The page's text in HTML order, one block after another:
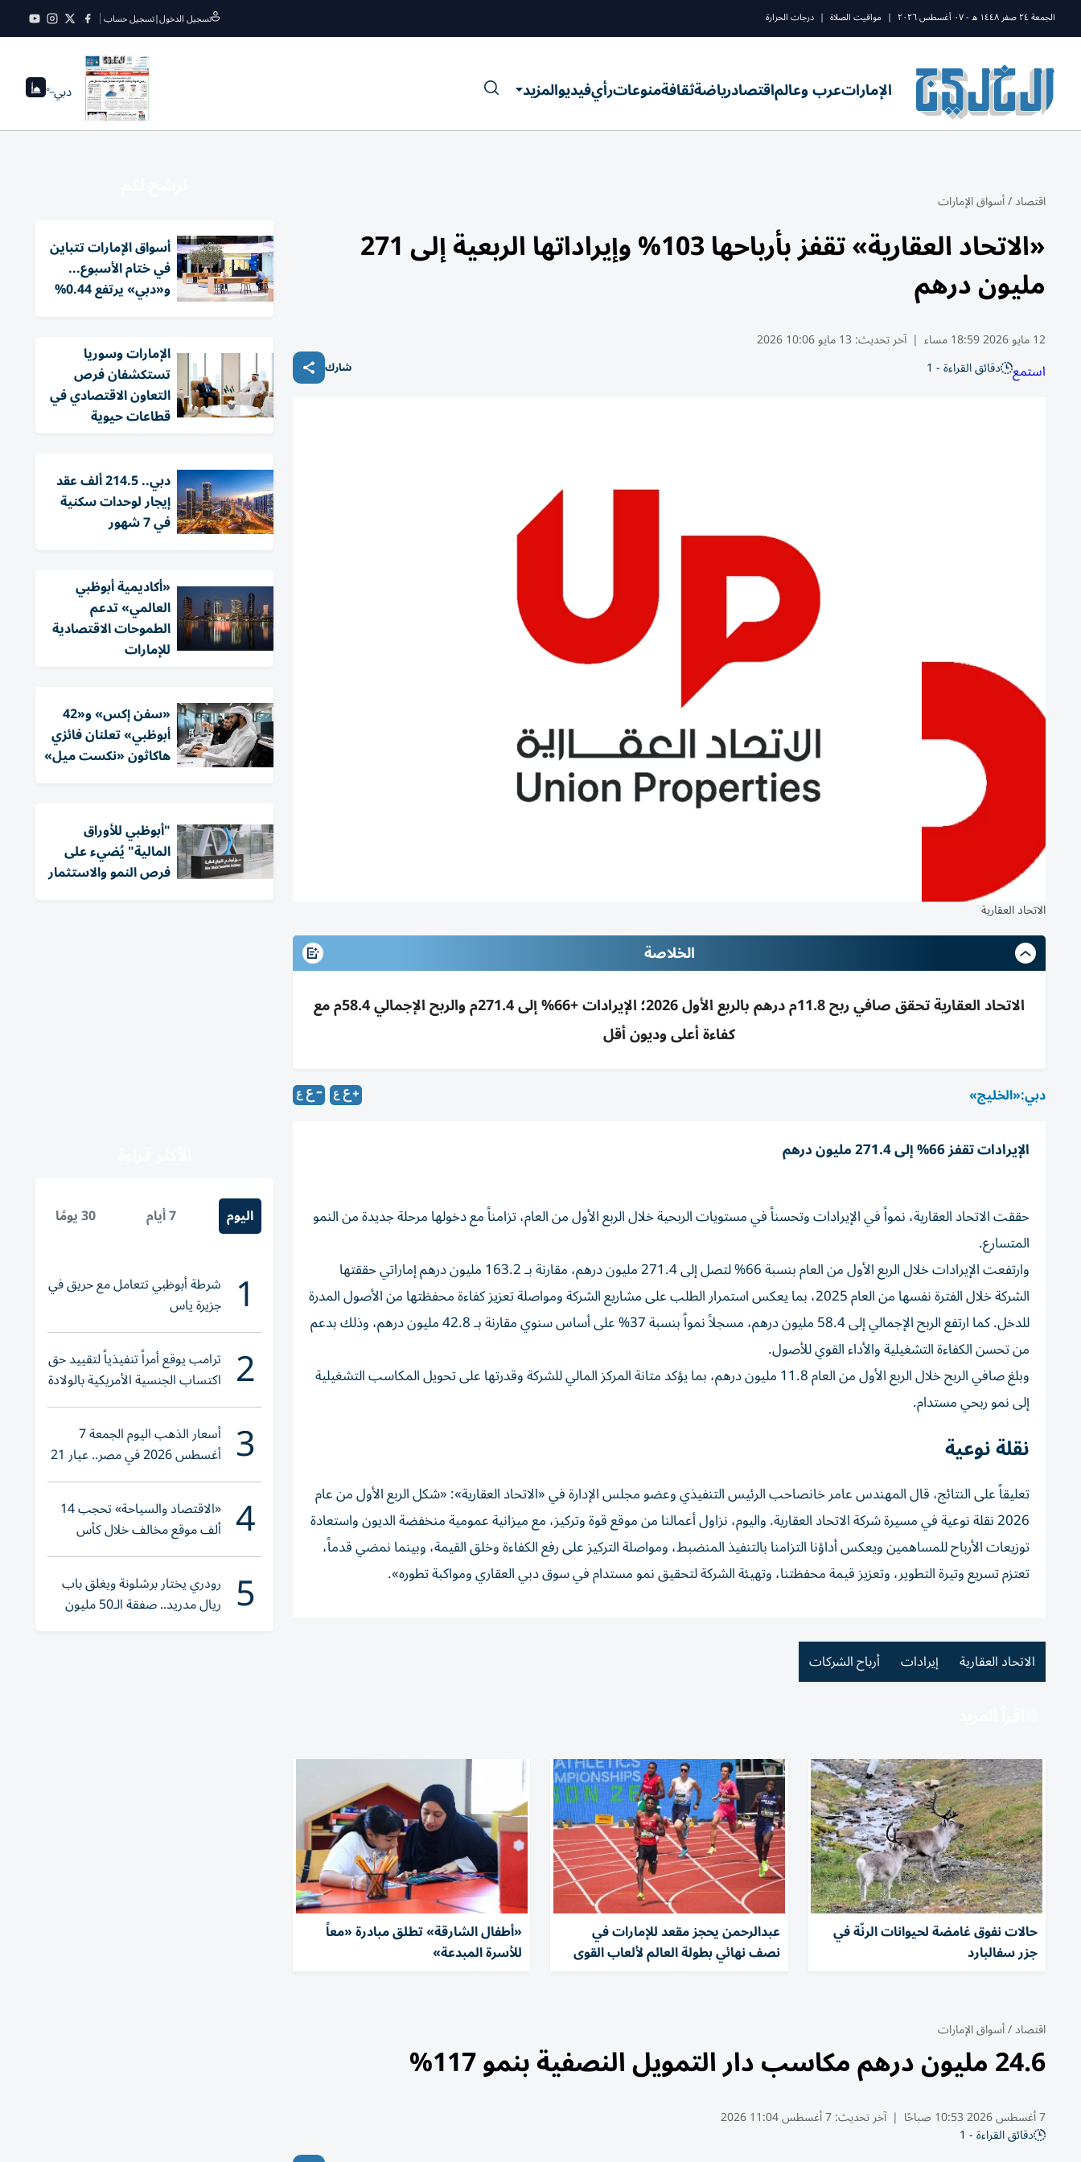
الجمعة ٢٤ صفر ١٤٤٨ ه - ٠٧ أغسطس ٢٠٢٦ | مواقيت الصلاة | درجات الحرارة تسجيل الدخول|تسجيل حساب
الإماراتعرب وعالماقتصادرياضةثقافةمنوعاترأيفيديوالمزيد دبي--°
اقتصاد/أسواق الإمارات
«الاتحاد العقارية» تقفز بأرباحها 103% وإيراداتها الربعية إلى 271
مليون درهم
12 مايو 2026 18:59 مساء | آخر تحديث: 13 مايو 10:06 2026
استمع دقائق القراءة - 1 شارك
الاتحاد العقارية
الخلاصة
الاتحاد العقارية تحقق صافي ربح 11.8م درهم بالربع الأول 2026؛ الإيرادات +66% إلى 271.4م والربح الإجمالي 58.4م مع
كفاءة أعلى وديون أقل
دبي:«الخليج»
الإيرادات تقفز 66% إلى 271.4 مليون درهم
حققت الاتحاد العقارية، نمواً في الإيرادات وتحسناً في مستويات الربحية خلال الربع الأول من العام، تزامناً مع دخولها مرحلة جديدة من النمو
المتسارع.
وارتفعت الإيرادات خلال الربع الأول من العام بنسبة 66% لتصل إلى 271.4 مليون درهم، مقارنة بـ 163.2 مليون درهم إماراتي حققتها
الشركة خلال الفترة نفسها من العام 2025، بما يعكس استمرار الطلب على مشاريع الشركة ومواصلة تعزيز كفاءة محفظتها من الأصول المدرة
للدخل. كما ارتفع الربح الإجمالي إلى 58.4 مليون درهم، مسجلاً نمواً بنسبة 37% على أساس سنوي مقارنة بـ 42.8 مليون درهم، وذلك بدعم
من تحسن الكفاءة التشغيلية والأداء القوي للأصول.
وبلغ صافي الربح خلال الربع الأول من العام 11.8 مليون درهم، بما يؤكد متانة المركز المالي للشركة وقدرتها على تحويل المكاسب التشغيلية
إلى نمو ربحي مستدام.
نقلة نوعية
تعليقاً على النتائج، قال المهندس عامر خانصاحب الرئيس التنفيذي وعضو مجلس الإدارة في «الاتحاد العقارية»: «شكل الربع الأول من عام
2026 نقلة نوعية في مسيرة شركة الاتحاد العقارية. واليوم، نزاول أعمالنا من موقع قوة وتركيز، مع ميزانية عمومية منخفضة الديون واستعادة
توزيعات الأرباح للمساهمين ويعكس أداؤنا التزامنا بالتنفيذ المنضبط، ومواصلة التركيز على رفع الكفاءة وخلق القيمة، وبينما نمضي قدماً،
تعتزم تسريع وتيرة التطوير، وتعزيز قيمة محفظتنا، وتهيئة الشركة لتحقيق نمو مستدام في سوق دبي العقاري ومواكبة تطوره».
الاتحاد العقارية إيرادات أرباح الشركات
حالات نفوق غامضة لحيوانات الرنّة في
جزر سفالبارد
عبدالرحمن يحجز مقعد للإمارات في
نصف نهائي بطولة العالم لألعاب القوى
«أطفال الشارقة» تطلق مبادرة «معاً
للأسرة المبدعة»
اقتصاد/أسواق الإمارات
24.6 مليون درهم مكاسب دار التمويل النصفية بنمو 117%
7 أغسطس 2026 10:53 صباحًا | آخر تحديث:7 أغسطس 11:04 2026
دقائق القراءة - 1
أسواق الإمارات تتباين
في ختام الأسبوع...
و«دبي» يرتفع 0.44%
الإمارات وسوريا
تستكشفان فرص
التعاون الاقتصادي في
قطاعات حيوية
دبي.. 214.5 ألف عقد
إيجار لوحدات سكنية
في 7 شهور
«أكاديمية أبوظبي
العالمي» تدعم
الطموحات الاقتصادية
للإمارات
«سفن إكس» و«42
أبوظبي» تعلنان فائزي
هاكاثون «نكست ميل»
"أبوظبي للأوراق
المالية" يُضيء على
فرص النمو والاستثمار
اليوم 7 أيام 30 يومًا
1 شرطة أبوظبي تتعامل مع حريق في
جزيرة ياس
2 ترامب يوقع أمراً تنفيذياً لتقييد حق
اكتساب الجنسية الأمريكية بالولادة
3 أسعار الذهب اليوم الجمعة 7
أغسطس 2026 في مصر.. عيار 21
يقترب من هذا الرقم
4 «الاقتصاد والسياحة» تحجب 14
ألف موقع مخالف خلال كأس
العالم 2026
5 رودري يختار برشلونة ويغلق باب
ريال مدريد.. صفقة الـ50 مليون